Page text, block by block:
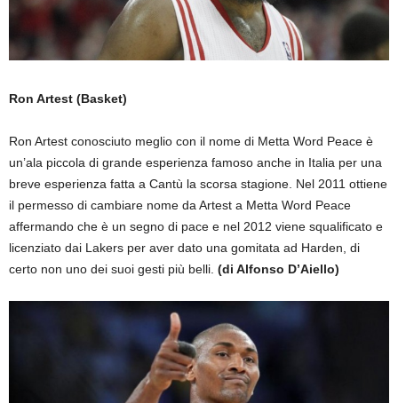
Ron Artest (Basket)
Ron Artest conosciuto meglio con il nome di Metta Word Peace è
un’ala piccola di grande esperienza famoso anche in Italia per una
breve esperienza fatta a Cantù la scorsa stagione. Nel 2011 ottiene
il permesso di cambiare nome da Artest a Metta Word Peace
affermando che è un segno di pace e nel 2012 viene squalificato e
licenziato dai Lakers per aver dato una gomitata ad Harden, di
certo non uno dei suoi gesti più belli. (di Alfonso D’Aiello)